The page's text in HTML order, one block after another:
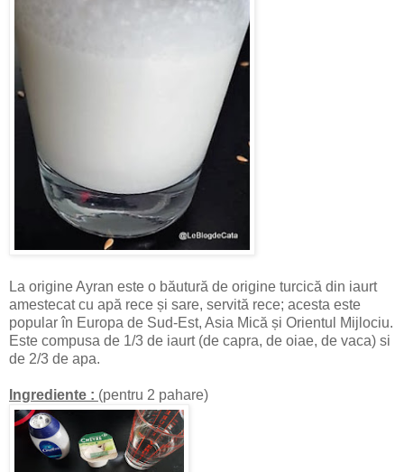
La origine Ayran este o băutură de origine turcică din iaurt
amestecat cu apă rece și sare, servită rece; acesta este
popular în Europa de Sud-Est, Asia Mică și Orientul Mijlociu.
Este compusa de 1/3 de iaurt (de capra, de oiae, de vaca) si
de 2/3 de apa.
Ingrediente : (pentru 2 pahare)